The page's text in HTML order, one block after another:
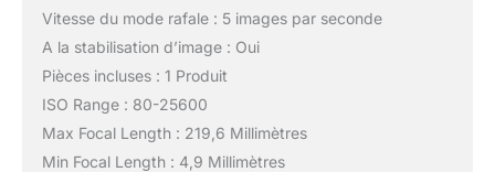
Vitesse du mode rafale : 5 images par seconde
A la stabilisation d’image : Oui
Pièces incluses : 1 Produit
ISO Range : 80-25600
Max Focal Length : 219,6 Millimètres
Min Focal Length : 4,9 Millimètres